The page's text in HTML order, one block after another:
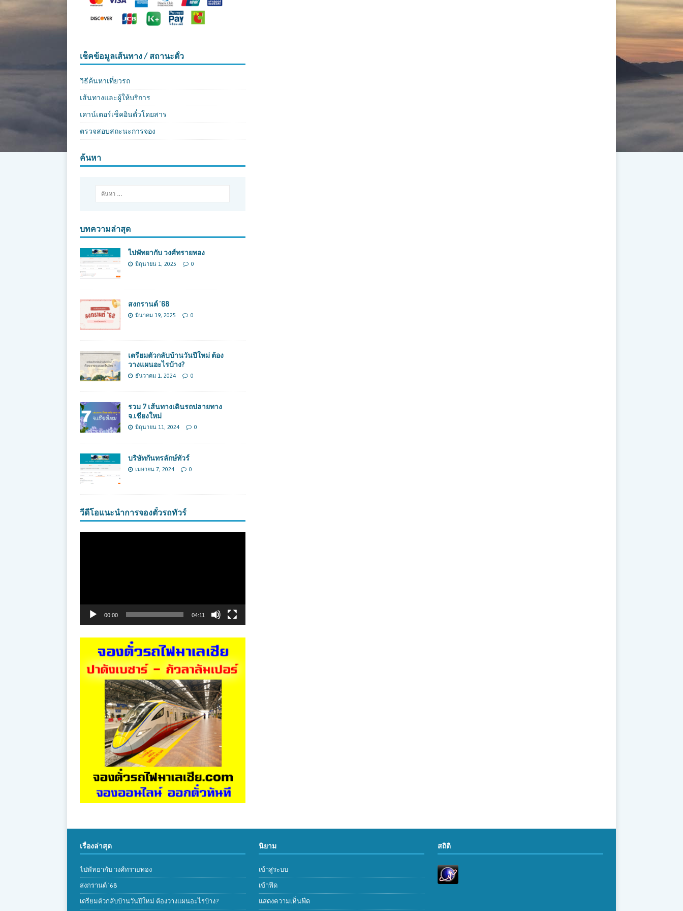
เช็คข้อมูลเส้นทาง / สถานะตั๋ว
วิธีค้นหาเที่ยวรถ
เส้นทางและผู้ให้บริการ
เคาน์เตอร์เช็คอินตั๋วโดยสาร
ตรวจสอบสถะนะการจอง
ค้นหา
บทความล่าสุด
ไปพัทยากับ วงศ์ทรายทอง
มิถุนายน 1, 2025 0
สงกรานต์ ’68
มีนาคม 19, 2025 0
เตรียมตัวกลับบ้านวันปีใหม่ ต้อง
วางแผนอะไรบ้าง?
ธันวาคม 1, 2024 0
รวม 7 เส้นทางเดินรถปลายทาง
จ.เชียงใหม่
มิถุนายน 11, 2024 0
บริษัทกันทรลักษ์ทัวร์
เมษายน 7, 2024 0
วีดีโอแนะนำการจองตั๋วรถทัวร์
00:00 04:11
เรื่องล่าสุด
ไปพัทยากับ วงศ์ทรายทอง
สงกรานต์ ’68
เตรียมตัวกลับบ้านวันปีใหม่ ต้องวางแผนอะไรบ้าง?
นิยาม
เข้าสู่ระบบ
เข้าฟีด
แสดงความเห็นฟีด
สถิติ